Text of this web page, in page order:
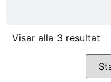
Visar alla 3 resultat